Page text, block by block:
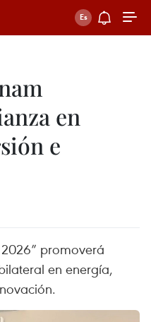
en
e
promoverá
en energía,